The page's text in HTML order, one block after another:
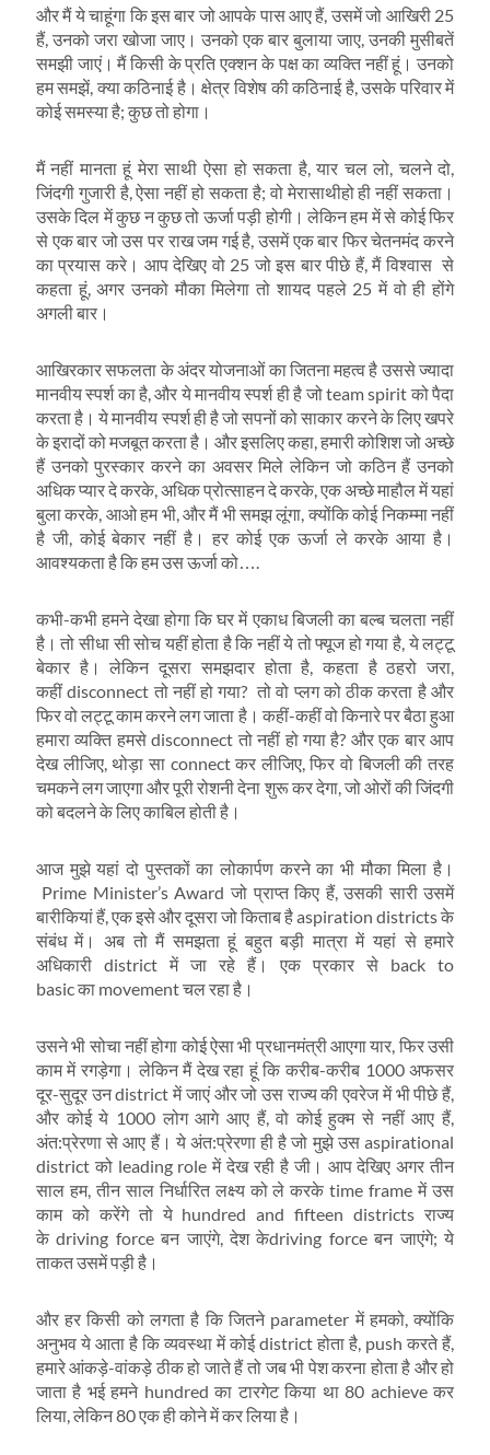
और मैं ये चाहूंगा कि इस बार जो आपके पास आए हैं, उसमें जो आखिरी 25
हैं, उनको जरा खोजा जाए। उनको एक बार बुलाया जाए, उनकी मुसीबतें
समझी जाएं। मैं किसी के प्रति एक्‍शन के पक्ष का व्‍यक्ति नहीं हूं। उनको
हम समझें, क्‍या कठिनाई है। क्षेत्र विशेष की कठिनाई है, उसके परिवार में
कोई समस्‍या है; कुछ तो होगा।
मैं नहीं मानता हूं मेरा साथी ऐसा हो सकता है, यार चल लो, चलने दो,
जिंदगी गुजारी है, ऐसा नहीं हो सकता है; वो मेरासाथीहो ही नहीं सकता।
उसके दिल में कुछ न कुछ तो ऊर्जा पड़ी होगी। लेकिन हम में से कोई फिर
से एक बार जो उस पर राख जम गई है, उसमें एक बार फिर चेतनमंद करने
का प्रयास करे। आप देखिए वो 25 जो इस बार पीछे हैं, मैं विश्‍वास से
कहता हूं, अगर उनको मौका मिलेगा तो शायद पहले 25 में वो ही होंगे
अगली बार।
आखिरकार सफलता के अंदर योजनाओं का जितना महत्‍व है उससे ज्‍यादा
मानवीय स्‍पर्श का है, और ये मानवीय स्‍पर्श ही है जो team spirit को पैदा
करता है। ये मानवीय स्‍पर्श ही है जो सपनों को साकार करने के लिए खपरे
के इरादों को मजबूत करता है। और इसलिए कहा, हमारी कोशिश जो अच्‍छे
हैं उनको पुरस्‍कार करने का अवसर मिले लेकिन जो कठिन हैं उनको
अधिक प्‍यार दे करके, अधिक प्रोत्‍साहन दे करके, एक अच्‍छे माहौल में यहां
बुला करके, आओ हम भी, और मैं भी समझ लूंगा, क्‍योंकि कोई निकम्‍मा नहीं
है जी, कोई बेकार नहीं है। हर कोई एक ऊर्जा ले करके आया है।
आवश्‍यकता है कि हम उस ऊर्जा को….
कभी-कभी हमने देखा होगा कि घर में एकाध बिजली का बल्‍ब चलता नहीं
है। तो सीधा सी सोच यहीं होता है कि नहीं ये तो फ्यूज हो गया है, ये लट्टू
बेकार है। लेकिन दूसरा समझदार होता है, कहता है ठहरो जरा,
कहीं disconnect तो नहीं हो गया? तो वो प्‍लग को ठीक करता है और
फिर वो लट्टू काम करने लग जाता है। कहीं-कहीं वो किनारे पर बैठा हुआ
हमारा व्‍यक्ति हमसे disconnect तो नहीं हो गया है? और एक बार आप
देख लीजिए, थोड़ा सा connect कर लीजिए, फिर वो बिजली की तरह
चमकने लग जाएगा और पूरी रोशनी देना शुरू कर देगा, जो ओरों की जिंदगी
को बदलने के लिए काबिल होती है।
आज मुझे यहां दो पुस्‍तकों का लोकार्पण करने का भी मौका मिला है।
Prime Minister’s Award जो प्राप्‍त किए हैं, उसकी सारी उसमें
बारीकियां हैं, एक इसे और दूसरा जो किताब है aspiration districts के
संबंध में। अब तो मैं समझता हूं बहुत बड़ी मात्रा में यहां से हमारे
अधिकारी district में जा रहे हैं। एक प्रकार से back to
basic का movement चल रहा है।
उसने भी सोचा नहीं होगा कोई ऐसा भी प्रधानमंत्री आएगा यार, फिर उसी
काम में रगड़ेगा। लेकिन मैं देख रहा हूं कि करीब-करीब 1000 अफसर
दूर-सुदूर उन district में जाएं और जो उस राज्‍य की एवरेज में भी पीछे हैं,
और कोई ये 1000 लोग आगे आए हैं, वो कोई हुक्‍म से नहीं आए हैं,
अंत:प्रेरणा से आए हैं। ये अंत:प्रेरणा ही है जो मुझे उस aspirational
district को leading role में देख रही है जी। आप देखिए अगर तीन
साल हम, तीन साल निर्धारित लक्ष्‍य को ले करके time frame में उस
काम को करेंगे तो ये hundred and fifteen districts राज्‍य
के driving force बन जाएंगे, देश केdriving force बन जाएंगे; ये
ताकत उसमें पड़ी है।
और हर किसी को लगता है कि जितने parameter में हमको, क्‍योंकि
अनुभव ये आता है कि व्‍यवस्‍था में कोई district होता है, push करते हैं,
हमारे आंकड़े-वांकड़े ठीक हो जाते हैं तो जब भी पेश करना होता है और हो
जाता है भई हमने hundred का टारगेट किया था 80 achieve कर
लिया, लेकिन 80 एक ही कोने में कर लिया है।